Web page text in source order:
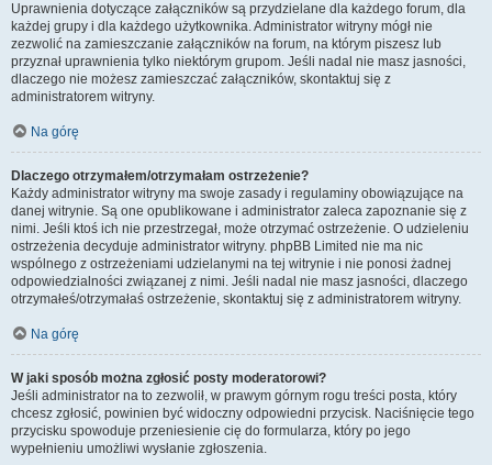
Uprawnienia dotyczące załączników są przydzielane dla każdego forum, dla
każdej grupy i dla każdego użytkownika. Administrator witryny mógł nie
zezwolić na zamieszczanie załączników na forum, na którym piszesz lub
przyznał uprawnienia tylko niektórym grupom. Jeśli nadal nie masz jasności,
dlaczego nie możesz zamieszczać załączników, skontaktuj się z
administratorem witryny.
Na górę
Dlaczego otrzymałem/otrzymałam ostrzeżenie?
Każdy administrator witryny ma swoje zasady i regulaminy obowiązujące na
danej witrynie. Są one opublikowane i administrator zaleca zapoznanie się z
nimi. Jeśli ktoś ich nie przestrzegał, może otrzymać ostrzeżenie. O udzieleniu
ostrzeżenia decyduje administrator witryny. phpBB Limited nie ma nic
wspólnego z ostrzeżeniami udzielanymi na tej witrynie i nie ponosi żadnej
odpowiedzialności związanej z nimi. Jeśli nadal nie masz jasności, dlaczego
otrzymałeś/otrzymałaś ostrzeżenie, skontaktuj się z administratorem witryny.
Na górę
W jaki sposób można zgłosić posty moderatorowi?
Jeśli administrator na to zezwolił, w prawym górnym rogu treści posta, który
chcesz zgłosić, powinien być widoczny odpowiedni przycisk. Naciśnięcie tego
przycisku spowoduje przeniesienie cię do formularza, który po jego
wypełnieniu umożliwi wysłanie zgłoszenia.